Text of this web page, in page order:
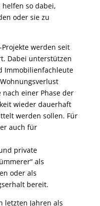
so dabei,
oder sie zu
werden seit
Dabei unterstützen
Immobilienfachleute
einer Phase der
wieder dauerhaft
werden sollen. Für
auch für
private
als
oder als
bereit.
letzten Jahren als